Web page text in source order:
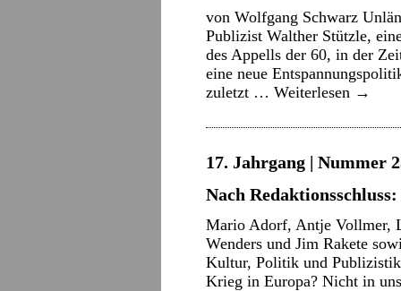
von Wolfgang Schwarz
Publizist Walther Stützle,
des Appells der 60, in der
eine neue
zuletzt … Weiterlesen →
17. Jahrgang | Nummer
Nach
Mario Adorf, Antje Vollmer,
Wenders und Jim Rakete
Kultur, Politik und
Krieg in Europa? Nicht in